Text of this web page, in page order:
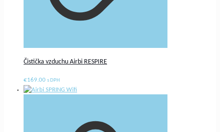
Čistička vzduchu Airbi RESPIRE
€169.00 s DPH